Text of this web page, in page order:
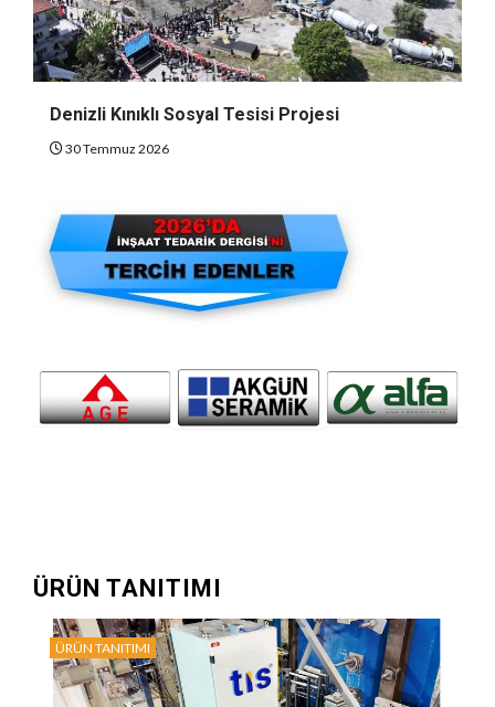
Denizli Kınıklı Sosyal Tesisi Projesi
30 Temmuz 2026
ÜRÜN TANITIMI
ÜRÜN TANITIMI